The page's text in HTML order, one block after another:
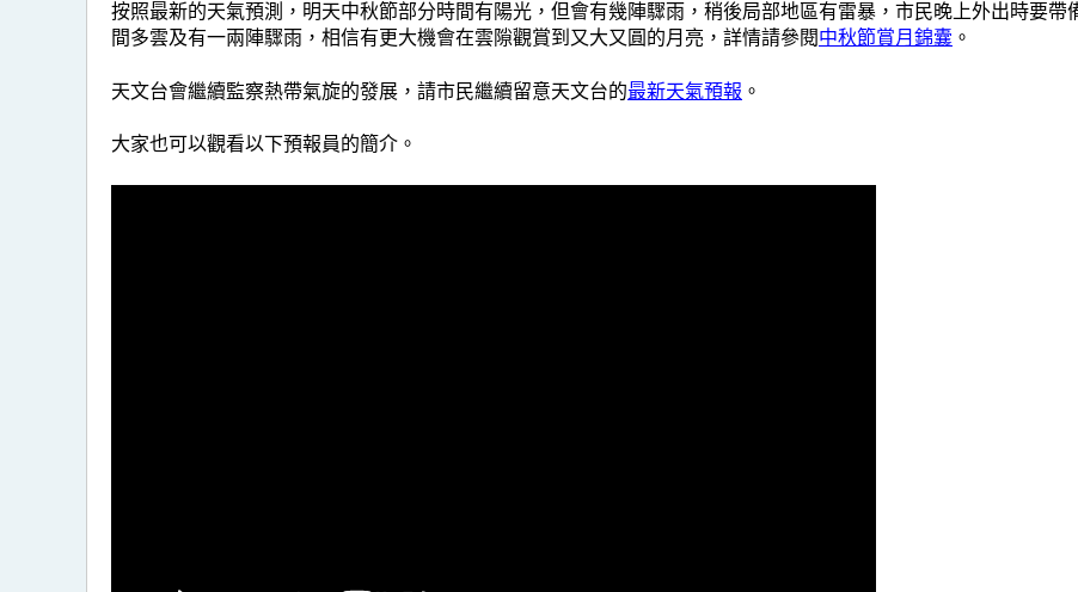
按照最新的天氣預測，明天中秋節部分時間有陽光，但會有幾陣驟雨，稍後局部地區有雷暴，市民晚上外出時要
間多雲及有一兩陣驟雨，相信有更大機會在雲隙觀賞到又大又圓的月亮，詳情請參閱中秋節賞月錦囊 。
天文台會繼續監察熱帶氣旋的發展，請市民繼續留意天文台的最新天氣預報 。
大家也可以觀看以下預報員的簡介。